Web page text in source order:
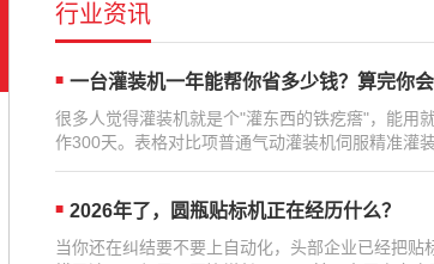
行业资讯
一台灌装机一年能帮你省多少钱？算完你
很多人觉得灌装机就是个"灌东西的铁疙瘩"，能
作300天。表格对比项普通气动灌装机伺服精准灌
2026年了，圆瓶贴标机正在经历什么？
当你还在纠结要不要上自动化，头部企业已经把